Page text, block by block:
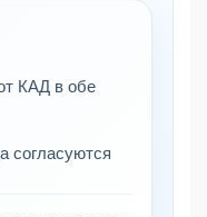
КАД в обе
согласуются